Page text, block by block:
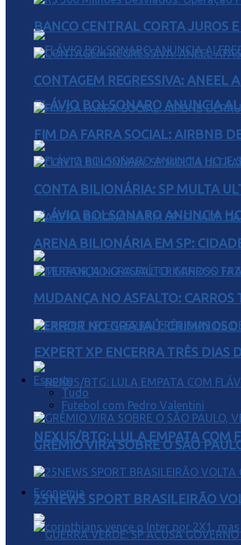
FLÁVIO BOLSONARO ANUNCIA
FLÁVIO BOLSONARO ANUNCIA
TERROR NO GRAJAÚ:
NEXUS/BTG: LULA EMPATA COM
Economia
BANCO CENTRAL CORTA JUROS
CONTAGEM REGRESSIVA: ANEEL
FIM DA FARRA SOCIAL: AIRBNB
CONTA BILIONÁRIA: SP MULTA
ARENA BILIONÁRIA EM SP:
MUDANÇA NO ASFALTO:
EXPERT XP ENCERRA TRÊS DIAS
Esporte
Tudo
Futebol com Pedro Valentini
GRÊMIO VIRA SOBRE O SÃO
25NEWS SPORT BRASILEIRÃO